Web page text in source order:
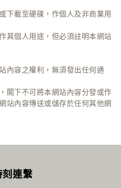
下載至硬碟，作個人及非商業用
其個人用途，但必須註明本網站
內容之權利，無須發出任何通
閣下不可將本網站內容分發或作
站內容傳送或儲存於任何其他網
刻連繫